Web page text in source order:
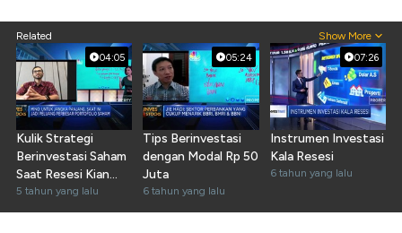
Related Show More
04:05
Kulik Strategi
Berinvestasi Saham
Saat Resesi Kian
Pasti
5 tahun yang lalu
05:24
Tips Berinvestasi
dengan Modal Rp 50
Juta
6 tahun yang lalu
07:26
Instrumen Investasi
Kala Resesi
6 tahun yang lalu